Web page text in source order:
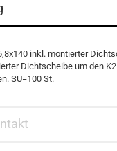
inkl. montierter
Dichtscheibe um den
SU=100 St.